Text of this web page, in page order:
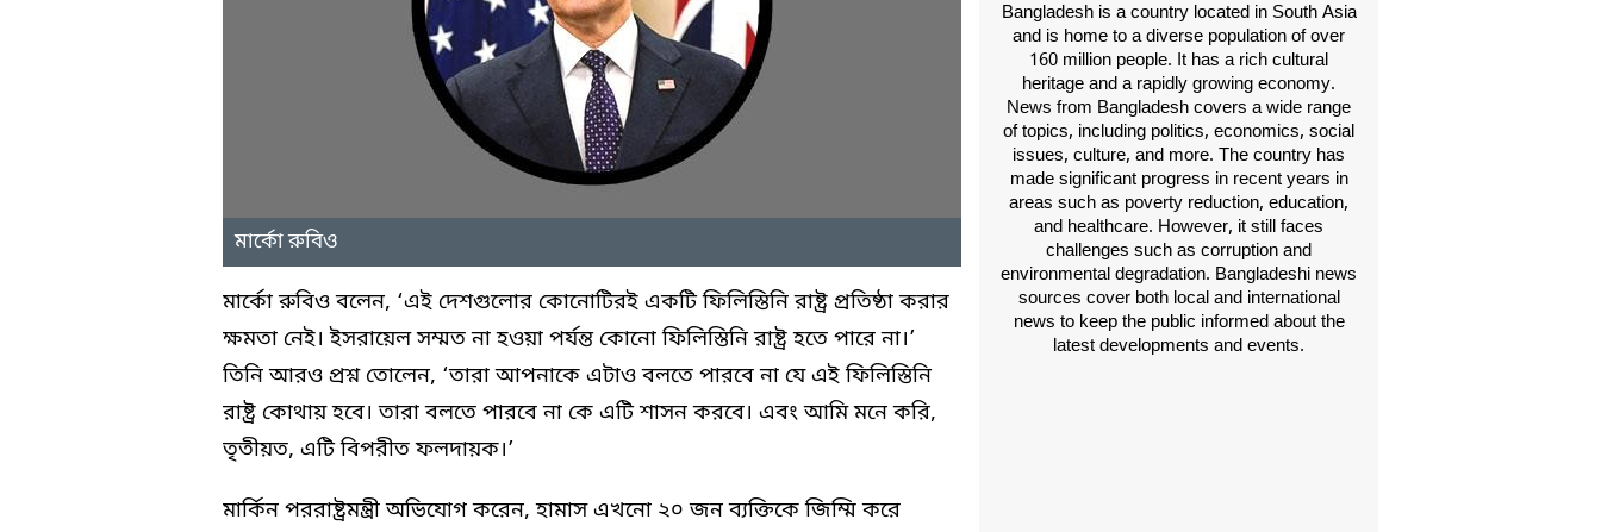
মার্কো রুবিও
মার্কো রুবিও বলেন, ‘এই দেশগুলোর কোনোটিরই একটি ফিলিস্তিনি রাষ্ট্র প্রতিষ্ঠা করার
ক্ষমতা নেই। ইসরায়েল সম্মত না হওয়া পর্যন্ত কোনো ফিলিস্তিনি রাষ্ট্র হতে পারে না।’
তিনি আরও প্রশ্ন তোলেন, ‘তারা আপনাকে এটাও বলতে পারবে না যে এই ফিলিস্তিনি
রাষ্ট্র কোথায় হবে। তারা বলতে পারবে না কে এটি শাসন করবে। এবং আমি মনে করি,
তৃতীয়ত, এটি বিপরীত ফলদায়ক।’
মার্কিন পররাষ্ট্রমন্ত্রী অভিযোগ করেন, হামাস এখনো ২০ জন ব্যক্তিকে জিম্মি করে
Bangladesh is a country located in South Asia
and is home to a diverse population of over
160 million people. It has a rich cultural
heritage and a rapidly growing economy.
News from Bangladesh covers a wide range
of topics, including politics, economics, social
issues, culture, and more. The country has
made significant progress in recent years in
areas such as poverty reduction, education,
and healthcare. However, it still faces
challenges such as corruption and
environmental degradation. Bangladeshi news
sources cover both local and international
news to keep the public informed about the
latest developments and events.